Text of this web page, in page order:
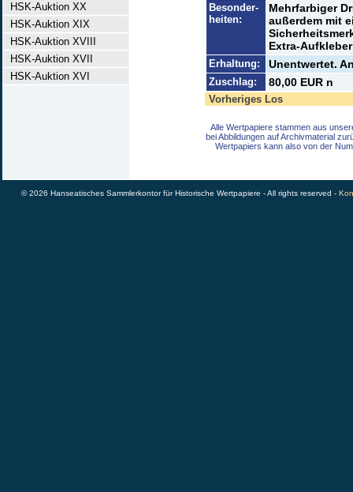
HSK-Auktion XX
HSK-Auktion XIX
HSK-Auktion XVIII
HSK-Auktion XVII
HSK-Auktion XVI
Besonder-
heiten:
Mehrfarbiger
außerdem mit
Extra-
Erhaltung: Unentwertet.
Zuschlag: 80,00 EUR n
Vorheriges Los
Alle Wertpapiere stammen aus
bei Abbildungen auf Archivmaterial
Wertpapiers kann also von der
© 2026 Hanseatisches Sammlerkontor für Historische Wertpapiere - All rights reserved -